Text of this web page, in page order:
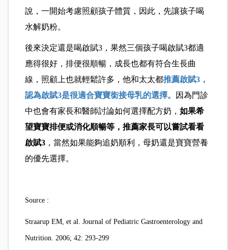
說，一開始考慮照顧孩子體質，因此，先讓孩子喝
水解奶粉。
後來決定還是喝啟賦3，果然三個孩子喝啟賦3都適
應得很好，排便很順暢，成長也都有符合生長曲
線，照顧上也就輕鬆許多，他和太太都推薦啟賦3，
認為啟賦3是很適合寶寶銜接母乳的選擇。
因為門診
中也會有家長和醫師討論如何選擇配方奶，如果希
望寶寶排便或消化順暢等，推薦家長可以嘗試看看
啟賦3 ，當然如果能夠追奶順利，母奶還是寶寶營養
的優先選擇。
Source :
Straarup EM, et al. Journal of Pediatric Gastroenterology and
Nutrition. 2006; 42: 293-299